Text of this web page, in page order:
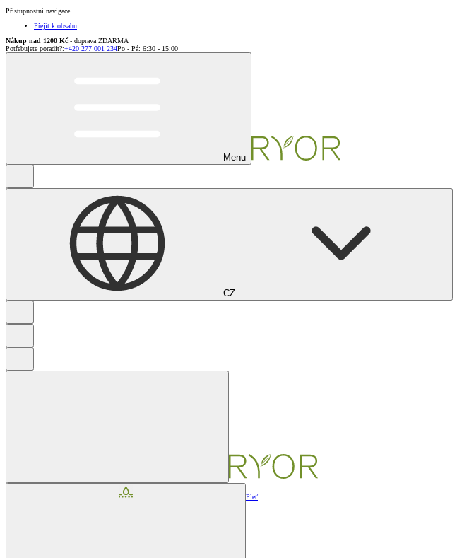
Přístupnostní navigace
Přejít k obsahu
Nákup nad 1200 Kč - doprava ZDARMA
Potřebujete poradit?:+420 277 001 234Po - Pá: 6:30 - 15:00
Menu
CZ
Pleť